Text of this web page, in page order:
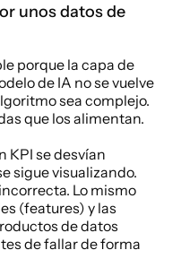
unos datos de
porque la capa de
de IA no se vuelve
sea complejo.
que los alimentan.
KPI se desvían
sigue visualizando.
Lo mismo
(features) y las
de datos
de fallar de forma